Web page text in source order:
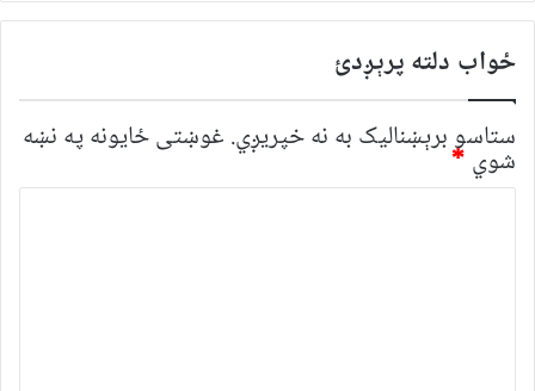
ځواب دلته پرېږدئ
ستاسو برېښناليک به نه خپريږي. غوښتى ځایونه په نښه
شوي *